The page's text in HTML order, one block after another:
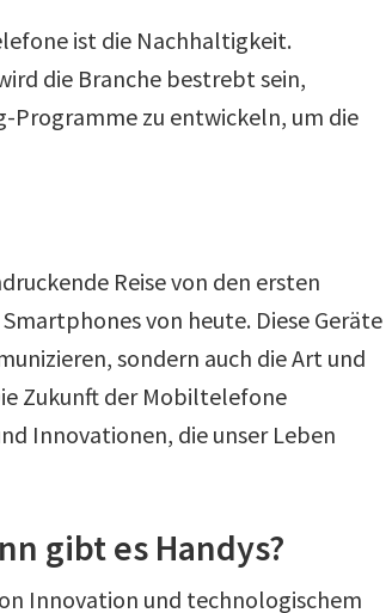
ist die Nachhaltigkeit.
die Branche bestrebt sein,
Programme zu entwickeln, um die
Reise von den ersten
von heute. Diese Geräte
sondern auch die Art und
Zukunft der Mobiltelefone
Innovationen, die unser Leben
gibt es Handys?
Innovation und technologischem